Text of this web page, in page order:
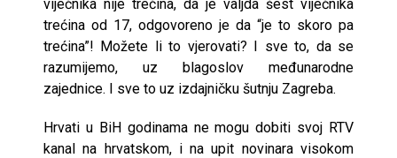
vijećnika nije trećina, da je valjda šest vijećnika
trećina od 17, odgovoreno je da “je to skoro pa
trećina”! Možete li to vjerovati? I sve to, da se
razumijemo, uz blagoslov međunarodne
zajednice. I sve to uz izdajničku šutnju Zagreba.
Hrvati u BiH godinama ne mogu dobiti svoj RTV
kanal na hrvatskom, i na upit novinara visokom